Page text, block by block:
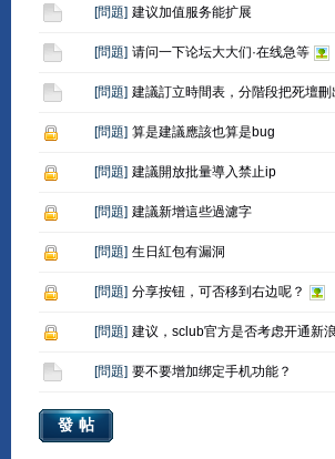
[問題] 建议加值服务能扩展
[問題] 请问一下论坛大大们·在线急等
[問題] 建議訂立時間表，分階段把死壇刪
[問題] 算是建議應該也算是bug
[問題] 建議開放批量導入禁止ip
[問題] 建議新增這些過濾字
[問題] 生日紅包有漏洞
[問題] 分享按钮，可否移到右边呢？
[問題] 建议，sclub官方是否考虑开通新
[問題] 要不要增加绑定手机功能？
發帖